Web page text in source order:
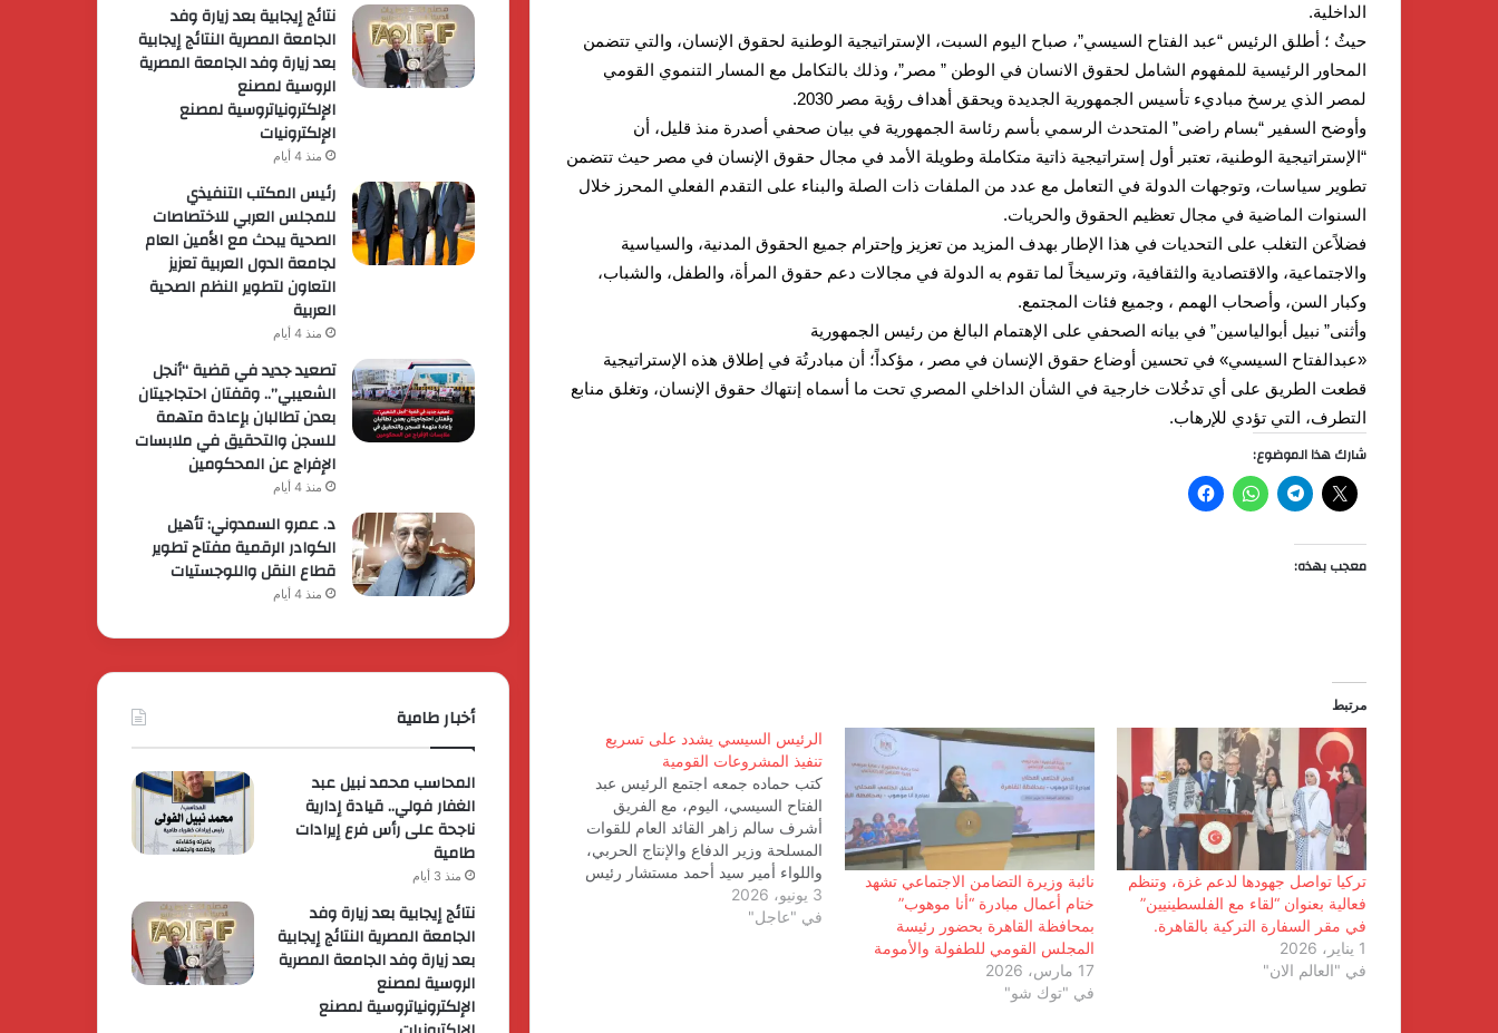
الداخلية.
حيثُ ؛ أطلق الرئيس “عبد الفتاح السيسي”، صباح اليوم السبت، الإستراتيجية الوطنية لحقوق الإنسان، والتي تتضمن
المحاور الرئيسية للمفهوم الشامل لحقوق الانسان في الوطن ” مصر”، وذلك بالتكامل مع المسار التنموي القومي
لمصر الذي يرسخ مباديء تأسيس الجمهورية الجديدة ويحقق أهداف رؤية مصر 2030.
وأوضح السفير “بسام راضى” المتحدث الرسمي بأسم رئاسة الجمهورية في بيان صحفي أصدرة منذ قليل، أن
“الإستراتيجية الوطنية، تعتبر أول إستراتيجية ذاتية متكاملة وطويلة الأمد في مجال حقوق الإنسان في مصر حيث تتضمن
تطوير سياسات، وتوجهات الدولة في التعامل مع عدد من الملفات ذات الصلة والبناء على التقدم الفعلي المحرز خلال
السنوات الماضية في مجال تعظيم الحقوق والحريات.
فضلاًعن التغلب على التحديات في هذا الإطار بهدف المزيد من تعزيز وإحترام جميع الحقوق المدنية، والسياسية
والاجتماعية، والاقتصادية والثقافية، وترسيخاً لما تقوم به الدولة في مجالات دعم حقوق المرأة، والطفل، والشباب،
وكبار السن، وأصحاب الهمم ، وجميع فئات المجتمع.
وأثنى” نبيل أبوالياسين” في بيانه الصحفي على الإهتمام البالغ من رئيس الجمهورية
«عبدالفتاح السيسي» ‏في تحسين أوضاع حقوق الإنسان في مصر ، مؤكداً؛ أن مبادرتُة في إطلاق هذه الإستراتيجية
قطعت الطريق على أي تدخُلات خارجية في الشأن الداخلي المصري تحت ما أسماه إنتهاك حقوق الإنسان، وتغلق منابع
التطرف، التي تؤدي للإرهاب.
شارك هذا الموضوع:
معجب بهذه:
مرتبط
تركيا تواصل جهودها لدعم غزة، وتنظم
فعالية بعنوان “لقاء مع الفلسطينيين”
في مقر السفارة التركية بالقاهرة.
1 يناير، 2026
في "العالم الان"
نائبة وزيرة التضامن الاجتماعي تشهد
ختام أعمال مبادرة “أنا موهوب”
بمحافظة القاهرة بحضور رئيسة
المجلس القومي للطفولة والأمومة
17 مارس، 2026
في "توك شو"
الرئيس السيسي يشدد على تسريع
تنفيذ المشروعات القومية
كتب حماده جمعه اجتمع الرئيس عبد
الفتاح السيسي، اليوم، مع الفريق
أشرف سالم زاهر القائد العام للقوات
المسلحة وزير الدفاع والإنتاج الحربي،
واللواء أمير سيد أحمد مستشار رئيس
الجمهورية للتخطيط العمراني، واللواء
أ.ح محمد ربيع رئيس هيئة عمليات
3 يونيو، 2026
في "عاجل"
انطلاق شركة « ZEE Properties» بالسوق
العقاري المصري بمحفظة مشروعات
مستهدفة تتجاوز ٢٠ مليار جنيه
نتائج إيجابية بعد زيارة وفد
الجامعة المصرية النتائج إيجابية
بعد زيارة وفد الجامعة المصرية
الروسية لمصنع
الإلكترونياتروسية لمصنع
الإلكترونيات
منذ 4 أيام
رئيس المكتب التنفيذي
للمجلس العربي للاختصاصات
الصحية يبحث مع الأمين العام
لجامعة الدول العربية تعزيز
التعاون لتطوير النظم الصحية
العربية
منذ 4 أيام
تصعيد جديد في قضية “أنجل
الشعيبي”.. وقفتان احتجاجيتان
بعدن تطالبان بإعادة متهمة
للسجن والتحقيق في ملابسات
الإفراج عن المحكومين
منذ 4 أيام
د. عمرو السمدوني: تأهيل
الكوادر الرقمية مفتاح تطوير
قطاع النقل واللوجستيات
منذ 4 أيام
أخبار طامية
المحاسب محمد نبيل عبد
الغفار فولي.. قيادة إدارية
ناجحة على رأس فرع إيرادات
طامية
منذ 3 أيام
نتائج إيجابية بعد زيارة وفد
الجامعة المصرية النتائج إيجابية
بعد زيارة وفد الجامعة المصرية
الروسية لمصنع
الإلكترونياتروسية لمصنع